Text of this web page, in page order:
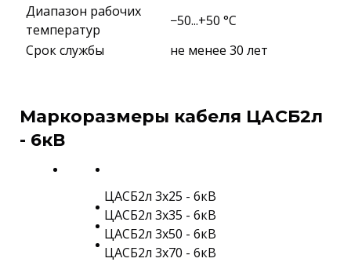
Диапазон рабочих
температур
−50...+50 °C
Срок службы
не менее 30 лет
Маркоразмеры кабеля ЦАСБ2л
- 6кВ
ЦАСБ2л 3х25 - 6кВ
ЦАСБ2л 3х35 - 6кВ
ЦАСБ2л 3х50 - 6кВ
ЦАСБ2л 3х70 - 6кВ